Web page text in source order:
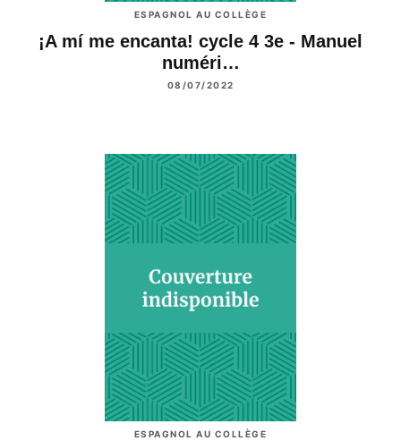
ESPAGNOL AU COLLÈGE
¡A mí me encanta! cycle 4 3e - Manuel
numéri…
08/07/2022
ESPAGNOL AU COLLÈGE